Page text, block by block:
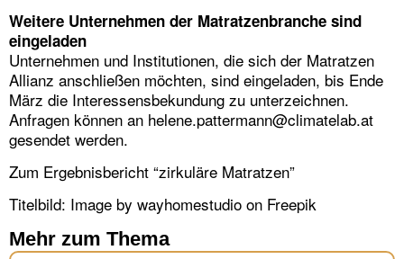
Weitere Unternehmen der Matratzenbranche sind
eingeladen
Unternehmen und Institutionen, die sich der Matratzen
Allianz anschließen möchten, sind eingeladen, bis Ende
März die Interessensbekundung zu unterzeichnen.
Anfragen können an helene.pattermann@climatelab.at
gesendet werden.
Zum Ergebnisbericht “zirkuläre Matratzen”
Titelbild: Image by wayhomestudio on Freepik
Mehr zum Thema